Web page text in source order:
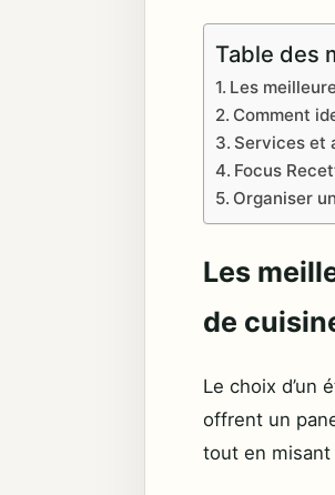
Table des
Les
Comment
Services et
Focus
Organiser
Les
de
Le choix d’un
offrent un
tout en